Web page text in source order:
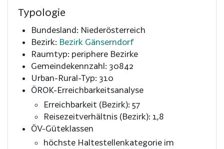
Typologie
Bundesland: Niederösterreich
Bezirk: Bezirk Gänserndorf
Raumtyp: periphere Bezirke
Gemeindekennzahl: 30842
Urban-Rural-Typ: 310
ÖROK-Erreichbarkeitsanalyse
Erreichbarkeit (Bezirk): 57
Reisezeitverhältnis (Bezirk): 1,8
ÖV-Güteklassen
höchste Haltestellenkategorie im